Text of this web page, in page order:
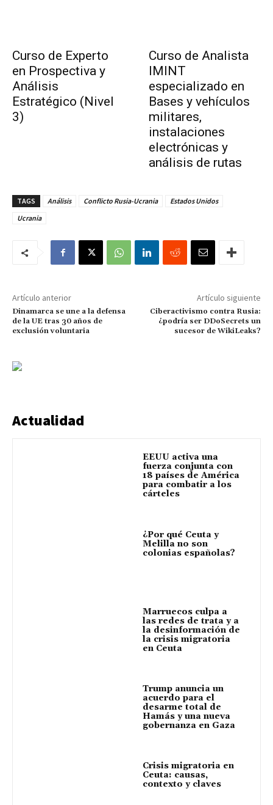
Curso de Experto
en Prospectiva y
Análisis
Estratégico (Nivel
3)
Curso de Analista
IMINT
especializado en
Bases y vehículos
militares,
instalaciones
electrónicas y
análisis de rutas
TAGS Análisis Conflicto Rusia-Ucrania
Estados Unidos
Ucrania
Artículo anterior
Dinamarca se une a la defensa
de la UE tras 30 años de
exclusión voluntaria
Artículo siguiente
Ciberactivismo contra Rusia:
¿podría ser DDoSecrets un
sucesor de WikiLeaks?
Actualidad
EEUU activa una
fuerza conjunta con
18 países de América
para combatir a los
cárteles
¿Por qué Ceuta y
Melilla no son
colonias españolas?
Marruecos culpa a
las redes de trata y a
la desinformación de
la crisis migratoria
en Ceuta
Trump anuncia un
acuerdo para el
desarme total de
Hamás y una nueva
gobernanza en Gaza
Crisis migratoria en
Ceuta: causas,
contexto y claves